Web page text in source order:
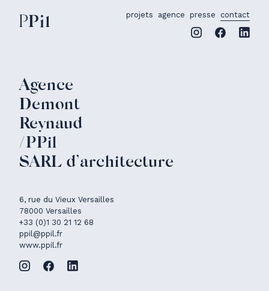
PPil projets agence presse contact
Contact
Agence
Demont
Reynaud
/PPil
SARL d’architecture
6, rue du Vieux Versailles
78000 Versailles
+33 (0)1 30 21 12 68
ppil@ppil.fr
www.ppil.fr